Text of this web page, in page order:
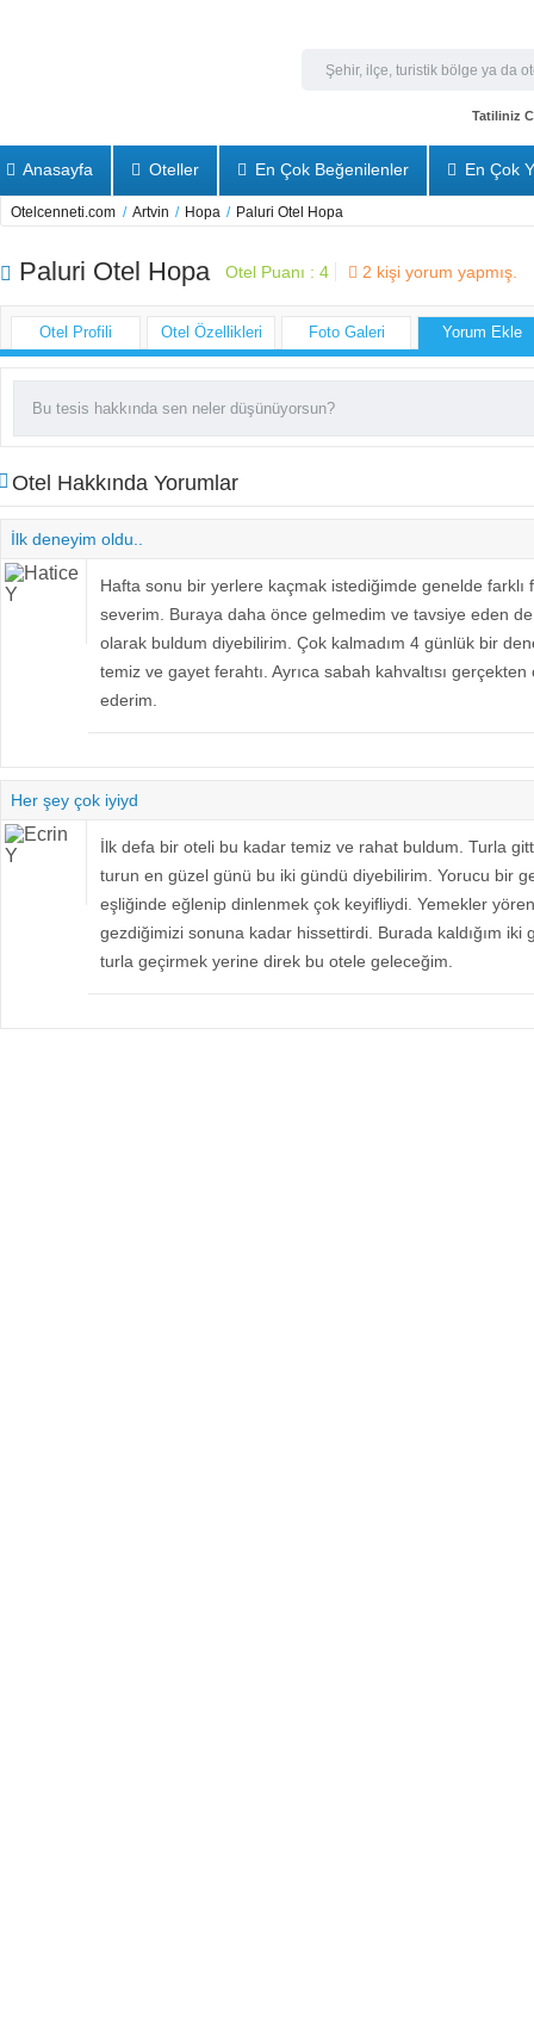
Tatiliniz
Anasayfa Oteller En Çok Beğenilenler En Çok
Otelcenneti.com / Artvin / Hopa / Paluri Otel Hopa
Paluri Otel Hopa Otel Puanı : 4 2 kişi yorum yapmış.
Otel Profili Otel Özellikleri Foto Galeri Yorum Ekle
Otel Hakkında Yorumlar
İlk deneyim oldu..
Hafta sonu bir yerlere kaçmak istediğimde genelde farklı
severim. Buraya daha önce gelmedim ve tavsiye eden
olarak buldum diyebilirim. Çok kalmadım 4 günlük bir
temiz ve gayet ferahtı. Ayrıca sabah kahvaltısı
ederim.
Her şey çok iyiyd
İlk defa bir oteli bu kadar temiz ve rahat buldum. Turla
turun en güzel günü bu iki gündü diyebilirim. Yorucu bir
eşliğinde eğlenip dinlenmek çok keyifliydi. Yemekler
gezdiğimizi sonuna kadar hissettirdi. Burada kaldığım
turla geçirmek yerine direk bu otele geleceğim.